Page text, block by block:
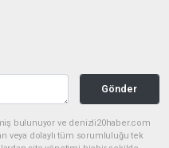
Gönder
bulunuyor ve denizli20haber.com
veya dolaylı tüm sorumluluğu tek